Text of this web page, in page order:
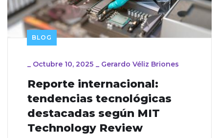
BLOG
_ Octubre 10, 2025 _ Gerardo Véliz Briones
Reporte internacional:
tendencias tecnológicas
destacadas según MIT
Technology Review